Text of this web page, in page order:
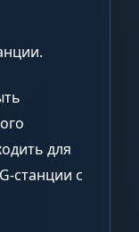
для
станции с